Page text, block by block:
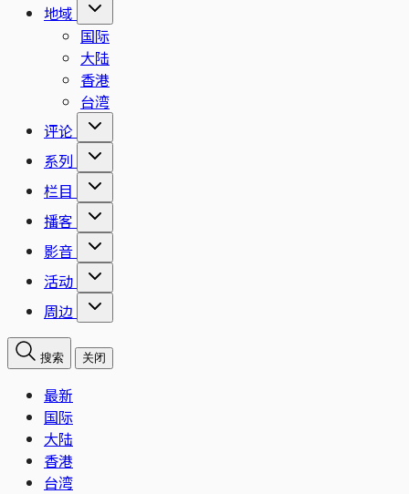
地域
国际
大陆
香港
台湾
评论
系列
栏目
播客
影音
活动
周边
搜索 关闭
最新
国际
大陆
香港
台湾